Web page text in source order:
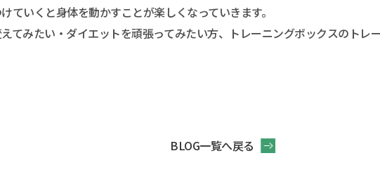
ていくと身体を動かすことが楽しくなっていきます。
てみたい・ダイエットを頑張ってみたい方、トレーニングボックスのトレ
BLOG一覧へ戻る